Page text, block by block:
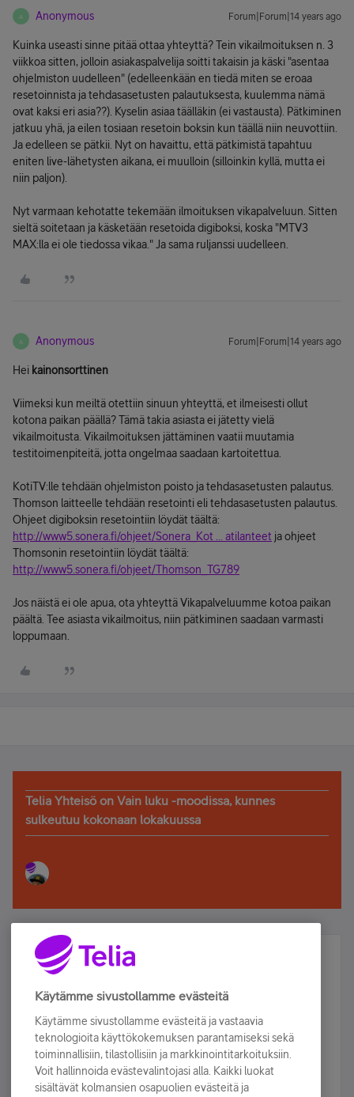
A Anonymous Forum|Forum|14 years ago
Kuinka useasti sinne pitää ottaa yhteyttä? Tein vikailmoituksen n. 3
viikkoa sitten, jolloin asiakaspalvelija soitti takaisin ja käski "asentaa
ohjelmiston uudelleen" (edelleenkään en tiedä miten se eroaa
resetoinnista ja tehdasasetusten palautuksesta, kuulemma nämä
ovat kaksi eri asia??). Kyselin asiaa täälläkin (ei vastausta). Pätkiminen
jatkuu yhä, ja eilen tosiaan resetoin boksin kun täällä niin neuvottiin.
Ja edelleen se pätkii. Nyt on havaittu, että pätkimistä tapahtuu
eniten live-lähetysten aikana, ei muulloin (silloinkin kyllä, mutta ei
niin paljon).
Nyt varmaan kehotatte tekemään ilmoituksen vikapalveluun. Sitten
sieltä soitetaan ja käsketään resetoida digiboksi, koska "MTV3
MAX:lla ei ole tiedossa vikaa." Ja sama ruljanssi uudelleen.
A Anonymous Forum|Forum|14 years ago
Hei kainonsorttinen
Viimeksi kun meiltä otettiin sinuun yhteyttä, et ilmeisesti ollut
kotona paikan päällä? Tämä takia asiasta ei jätetty vielä
vikailmoitusta. Vikailmoituksen jättäminen vaatii muutamia
testitoimenpiteitä, jotta ongelmaa saadaan kartoitettua.
KotiTV:lle tehdään ohjelmiston poisto ja tehdasasetusten palautus.
Thomson laitteelle tehdään resetointi eli tehdasasetusten palautus.
Ohjeet digiboksin resetointiin löydät täältä:
http://www5.sonera.fi/ohjeet/Sonera_Kot ... atilanteet ja ohjeet
Thomsonin resetointiin löydät täältä:
http://www5.sonera.fi/ohjeet/Thomson_TG789
Jos näistä ei ole apua, ota yhteyttä Vikapalveluumme kotoa paikan
päältä. Tee asiasta vikailmoitus, niin pätkiminen saadaan varmasti
loppumaan.
Telia Yhteisö on Vain luku -moodissa, kunnes
sulkeutuu kokonaan lokakuussa
Älä jää paitsi – osallistu ja voita!
Tilaa Telian uutiskirje ja olet mukana arvonnassa.
sähköpostiisi.
Tilaa nyt
Käytämme sivustollamme evästeitä
Käytämme sivustollamme evästeitä ja vastaavia
teknologioita käyttökokemuksen parantamiseksi sekä
toiminnallisiin, tilastollisiin ja markkinointitarkoituksiin.
Voit hallinnoida evästevalintojasi alla. Kaikki luokat
sisältävät kolmansien osapuolien evästeitä ja